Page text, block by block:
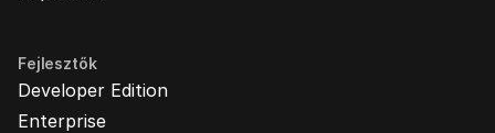
Fejlesztők
Developer Edition
Enterprise